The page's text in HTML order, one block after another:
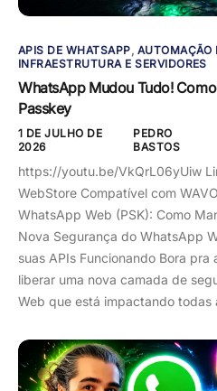
APIS DE WHATSAPP , AUTOMAÇÃO
INFRAESTRUTURA E SERVIDORES
WhatsApp Mudou Tudo!
Passkey
1 DE JULHO DE
2026
PEDRO
BASTOS
https://youtu.be/VkQrL06yUiw
WebStore Compatível com
WhatsApp Web (PSK): Como
Nova Segurança do WhatsApp
suas APIs Funcionando Bora
liberar uma nova camada de
Web que está impactando